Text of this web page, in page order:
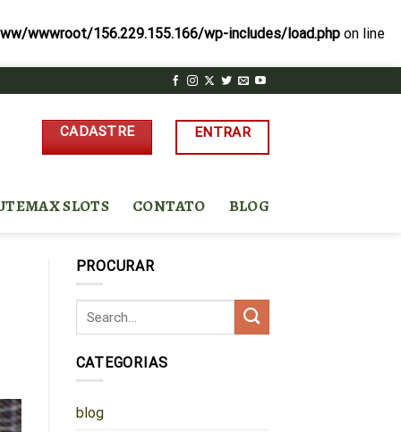
wwwroot/156.229.155.166/wp-includes/load.php on line
CADASTRE ENTRAR
SLOTS CONTATO BLOG
PROCURAR
CATEGORIAS
blog